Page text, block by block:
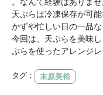
。なんて経験はありませ
天ぷらは冷凍保存が可
かずや忙しい日の一品
今回は、天ぷらを美味
ぷらを使ったアレンジ
タグ： 末原美裕